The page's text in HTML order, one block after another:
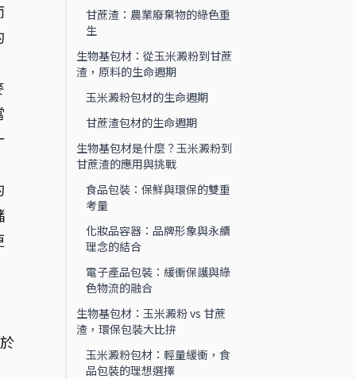
甘蔗渣：農業廢棄物的綠色重
生
生物基包材：從玉米澱粉到甘蔗
渣，原料的生命週期
玉米澱粉包材的生命週期
甘蔗渣包材的生命週期
生物基包材是什麼？玉米澱粉到
甘蔗渣的應用與挑戰
食品包裝：保鮮與環保的雙重
考量
化妝品容器：品牌形象與永續
理念的結合
電子產品包裝：緩衝保護與綠
色物流的融合
生物基包材：玉米澱粉 vs 甘蔗
渣，環保包裝大比拚
玉米澱粉包材：輕量緩衝，食
品包裝的理想選擇